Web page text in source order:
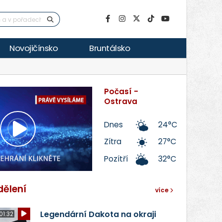
Novojičínsko Bruntálsko
Přehrát
video
Počasí -
Ostrava
Dnes
24°C
Zítra
27°C
Pozítří
32°C
více
Legendární Dakota na okraji